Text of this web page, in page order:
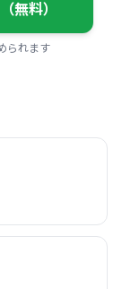
無料）
られます